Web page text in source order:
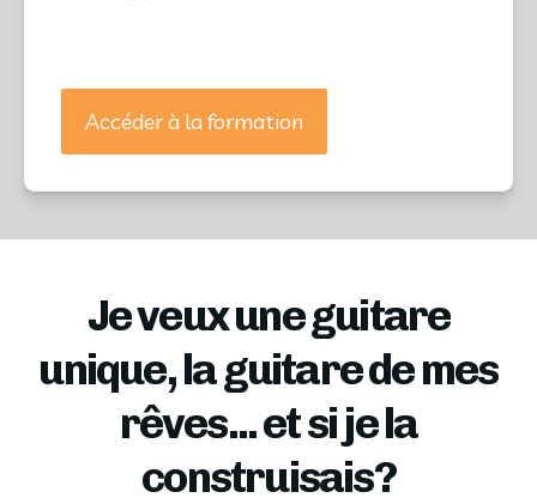
Accéder à la formation
Je veux une guitare
unique, la guitare de mes
rêves... et si je la
construisais?